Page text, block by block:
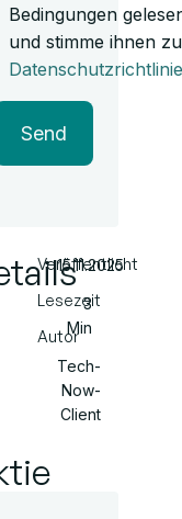
Bedingungen
und stimme ihnen
Datenschutzrichtlinie
Send
Veröffentlicht
Lesezeit
Autor
15.11.2025
3
Min
Tech-
Now-
Client